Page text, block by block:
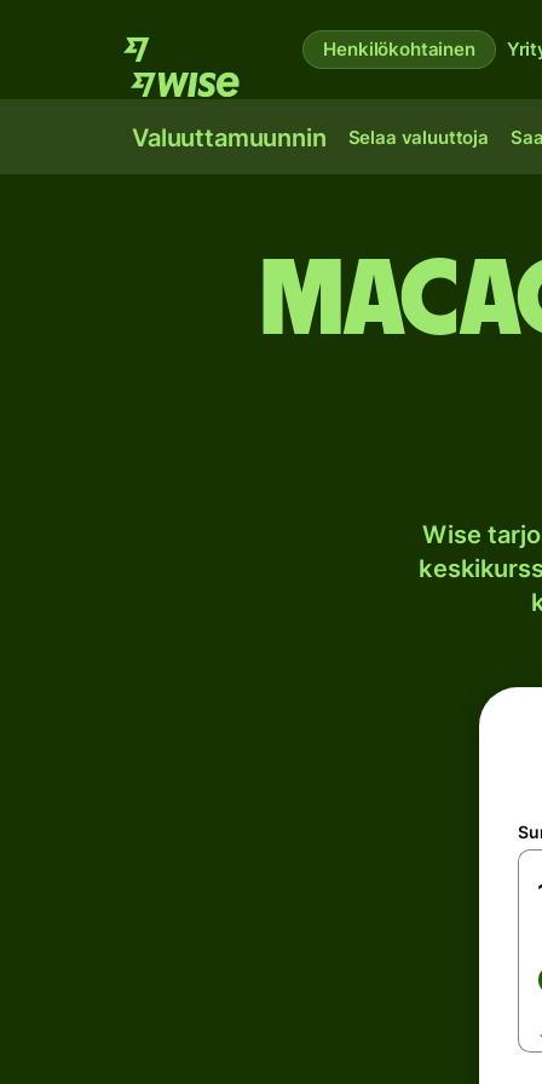
Henkilökohtainen
Valuuttamuunnin Selaa valuuttoja
Wise